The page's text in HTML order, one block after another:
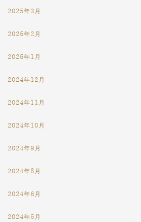
2025年3月
2025年2月
2025年1月
2024年12月
2024年11月
2024年10月
2024年9月
2024年8月
2024年6月
2024年5月